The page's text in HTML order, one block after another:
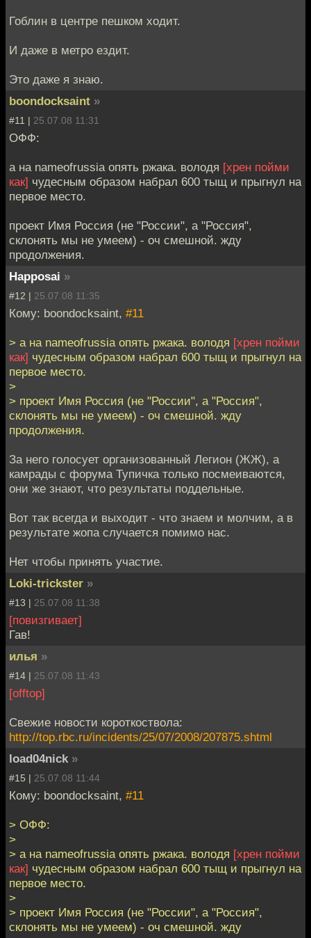
Гоблин в центре пешком ходит.
И даже в метро ездит.
Это даже я знаю.
boondocksaint »
#11 | 25.07.08 11:31
ОФФ:
а на nameofrussia опять ржака. володя [хрен пойми
как] чудесным образом набрал 600 тыщ и прыгнул на
первое место.
проект Имя Россия (не "России", а "Россия",
склонять мы не умеем) - оч смешной. жду
продолжения.
Happosai »
#12 | 25.07.08 11:35
Кому: boondocksaint, #11
> а на nameofrussia опять ржака. володя [хрен пойми
как] чудесным образом набрал 600 тыщ и прыгнул на
первое место.
>
> проект Имя Россия (не "России", а "Россия",
склонять мы не умеем) - оч смешной. жду
продолжения.
За него голосует организованный Легион (ЖЖ), а
камрады с форума Тупичка только посмеиваются,
они же знают, что результаты поддельные.
Вот так всегда и выходит - что знаем и молчим, а в
результате жопа случается помимо нас.
Нет чтобы принять участие.
Loki-trickster »
#13 | 25.07.08 11:38
[повизгивает]
Гав!
илья »
#14 | 25.07.08 11:43
[offtop]
Свежие новости короткоствола:
http://top.rbc.ru/incidents/25/07/2008/207875.shtml
load04nick »
#15 | 25.07.08 11:44
Кому: boondocksaint, #11
> ОФФ:
>
> а на nameofrussia опять ржака. володя [хрен пойми
как] чудесным образом набрал 600 тыщ и прыгнул на
первое место.
>
> проект Имя Россия (не "России", а "Россия",
склонять мы не умеем) - оч смешной. жду